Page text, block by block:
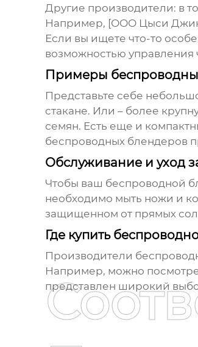
Другие производители: в
Например, [ООО Цыси
Если вы ищете что-то
возможностью
Примеры
Представьте себе
стакане. Или – более
семян. Есть еще и
беспроводных блендеров
Обслуживание и уход
Чтобы ваш беспроводной
необходимо мыть ножи и
защищенном от прямых
Где купить
Производители
Например, можно
представлен широкий